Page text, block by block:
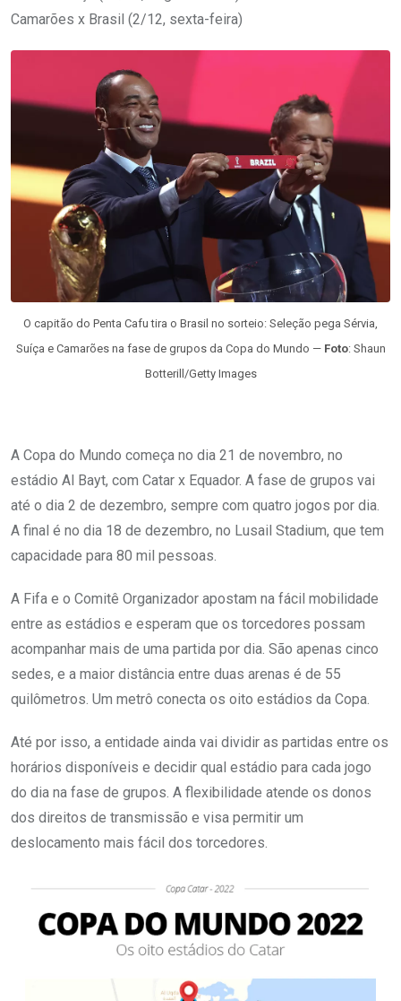
Camarões x Brasil (2/12, sexta-feira)
O capitão do Penta Cafu tira o Brasil no sorteio: Seleção pega Sérvia,
Suíça e Camarões na fase de grupos da Copa do Mundo — Foto: Shaun
Botterill/Getty Images
A Copa do Mundo começa no dia 21 de novembro, no
estádio Al Bayt, com Catar x Equador. A fase de grupos vai
até o dia 2 de dezembro, sempre com quatro jogos por dia.
A final é no dia 18 de dezembro, no Lusail Stadium, que tem
capacidade para 80 mil pessoas.
A Fifa e o Comitê Organizador apostam na fácil mobilidade
entre as estádios e esperam que os torcedores possam
acompanhar mais de uma partida por dia. São apenas cinco
sedes, e a maior distância entre duas arenas é de 55
quilômetros. Um metrô conecta os oito estádios da Copa.
Até por isso, a entidade ainda vai dividir as partidas entre os
horários disponíveis e decidir qual estádio para cada jogo
do dia na fase de grupos. A flexibilidade atende os donos
dos direitos de transmissão e visa permitir um
deslocamento mais fácil dos torcedores.